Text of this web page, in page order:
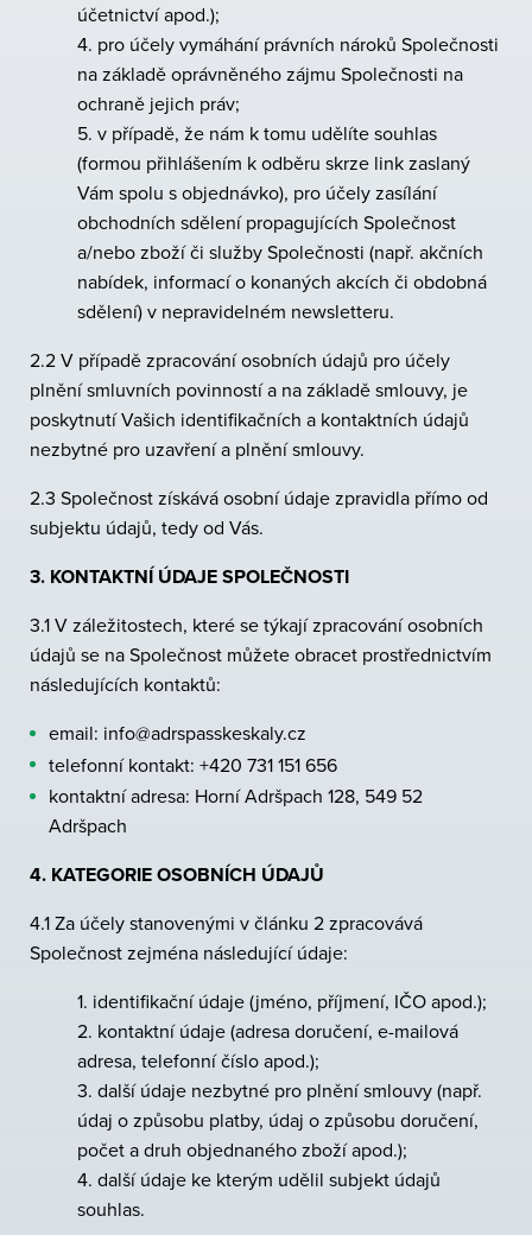
účetnictví apod.);
4. pro účely vymáhání právních nároků Společnosti
na základě oprávněného zájmu Společnosti na
ochraně jejich práv;
5. v případě, že nám k tomu udělíte souhlas
(formou přihlášením k odběru skrze link zaslaný
Vám spolu s objednávko), pro účely zasílání
obchodních sdělení propagujících Společnost
a/nebo zboží či služby Společnosti (např. akčních
nabídek, informací o konaných akcích či obdobná
sdělení) v nepravidelném newsletteru.
2.2 V případě zpracování osobních údajů pro účely
plnění smluvních povinností a na základě smlouvy, je
poskytnutí Vašich identifikačních a kontaktních údajů
nezbytné pro uzavření a plnění smlouvy.
2.3 Společnost získává osobní údaje zpravidla přímo od
subjektu údajů, tedy od Vás.
3. KONTAKTNÍ ÚDAJE SPOLEČNOSTI
3.1 V záležitostech, které se týkají zpracování osobních
údajů se na Společnost můžete obracet prostřednictvím
následujících kontaktů:
email: info@adrspasskeskaly.cz
telefonní kontakt: +420 731 151 656
kontaktní adresa: Horní Adršpach 128, 549 52
Adršpach
4. KATEGORIE OSOBNÍCH ÚDAJŮ
4.1 Za účely stanovenými v článku 2 zpracovává
Společnost zejména následující údaje:
1. identifikační údaje (jméno, příjmení, IČO apod.);
2. kontaktní údaje (adresa doručení, e-mailová
adresa, telefonní číslo apod.);
3. další údaje nezbytné pro plnění smlouvy (např.
údaj o způsobu platby, údaj o způsobu doručení,
počet a druh objednaného zboží apod.);
4. další údaje ke kterým udělil subjekt údajů
souhlas.